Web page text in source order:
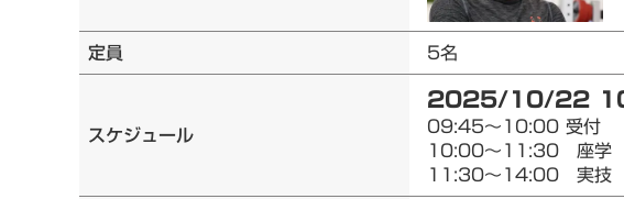
定員 5名
スケジュール
2025/10/22
09:45～10:00 受付
10:00～11:30 座学
11:30～14:00 実技